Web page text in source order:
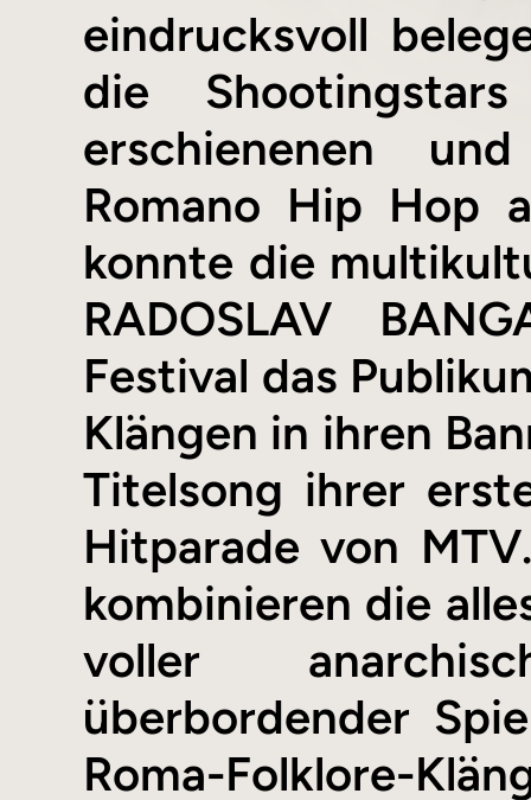
eindrucksvoll
die
erschienenen
Romano Hip Hop
konnte die
RADOSLAV
Festival das
Klängen in ihren
Titelsong ihrer
Hitparade von
kombinieren die
voller
überbordender
Roma-Folklore-